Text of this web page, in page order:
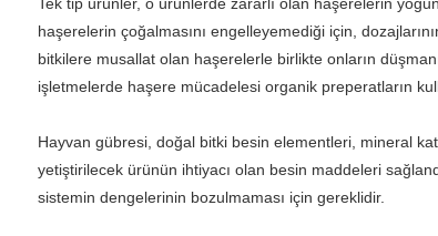
haşerelerin çoğalmasını engelleyemediği için,
bitkilere musallat olan haşerelerle birlikte onların
işletmelerde haşere mücadelesi organik preperatların
Hayvan gübresi, doğal bitki besin elementleri, mineral
yetiştirilecek ürünün ihtiyacı olan besin maddeleri
sistemin dengelerinin bozulmaması için gereklidir.